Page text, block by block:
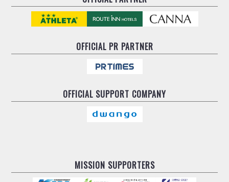
OFFICIALPR PARTNER
OFFICIAL SUPPORT COMPANY
MISSION SUPPORTERS